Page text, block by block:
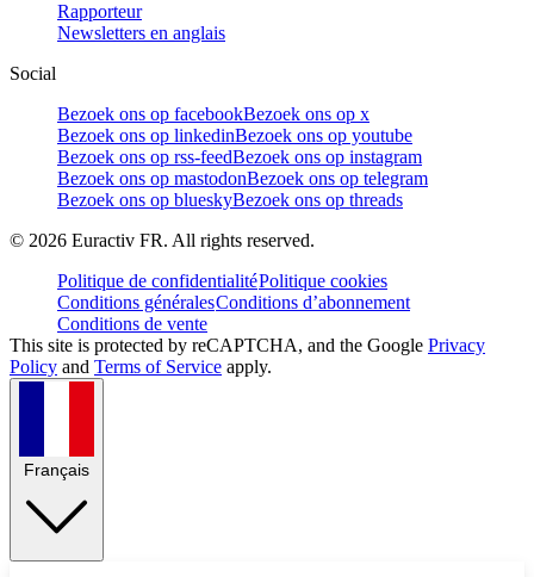
Rapporteur
Newsletters en anglais
Social
Bezoek ons op facebookBezoek ons op x
Bezoek ons op linkedinBezoek ons op youtube
Bezoek ons op rss-feedBezoek ons op instagram
Bezoek ons op mastodonBezoek ons op telegram
Bezoek ons op blueskyBezoek ons op threads
© 2026 Euractiv FR. All rights reserved.
Politique de confidentialitéPolitique cookies
Conditions généralesConditions d’abonnement
Conditions de vente
This site is protected by reCAPTCHA, and the Google Privacy
Policy and Terms of Service apply.
Français